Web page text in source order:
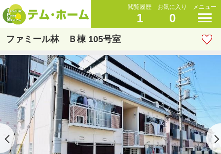
閲覧履歴
1
お気に入り
0
メニュー
ファミール林 Ｂ棟 105号室